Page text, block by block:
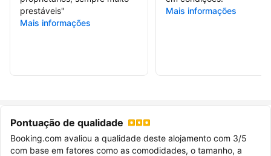
prestáveis"
Mais informações
Mais informações
Pontuação de qualidade
Booking.com avaliou a qualidade deste alojamento com 3/5
com base em fatores como as comodidades, o tamanho, a